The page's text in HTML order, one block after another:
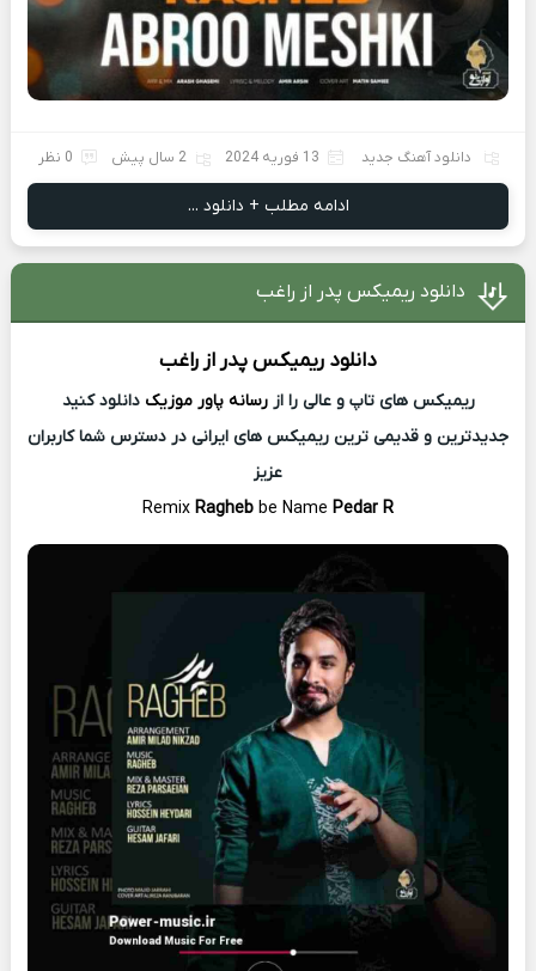
دانلود آهنگ جدید 13 فوریه 2024 2 سال پیش 0 نظر
ادامه مطلب + دانلود ...
دانلود ریمیکس پدر از راغب
دانلود ریمیکسپدر ازراغب
ریمیکس های تاپ و عالی را از رسانه پاور موزیک دانلود کنید
جدیدترین و قدیمی ترین ریمیکس های ایرانی در دسترس شما کاربران
عزیز
Remix Ragheb be Name Pedar R